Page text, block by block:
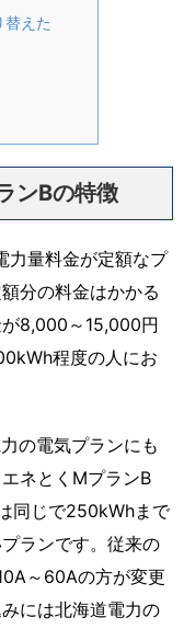
替えた
ンBの特徴
力量料金が定額なプ
分の料金はかかる
8,000～15,000円
程度の人にお
の電気プランにも
ネとくMプランB
同じで250kWhまで
ランです。従来の
～60Aの方が変更
には北海道電力の